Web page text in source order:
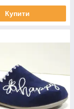
Купити